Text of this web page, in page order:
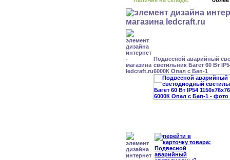
Подвесной аварийный
светильник Багет 60 Вт
6000К Опал с Бап-1